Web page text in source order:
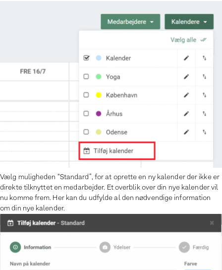
Vælg muligheden “Standard”, for at oprette en ny kalender der ikke er
direkte tilknyttet en medarbejder. Et overblik over din nye kalender vil
nu komme frem. Her kan du udfylde al den nødvendige information
om din nye kalender.